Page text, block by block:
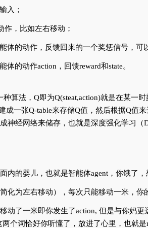
入；
作，比如左右移动；
体的动作，反馈回来的一个奖惩信号，可
体的动作action，回馈reward和state。
种算法，Q即为Q(steat,action)就是在某
成一张Q-table来存储Q值，然后根据Q
神经网络来储存，也就是深度强化学习（
内的婴儿，也就是智能体agent，你饿了
化为左右移动），每次只能移动一米，你
动了一米即你发生了action, 但是与你妈
个词恰好你听懂了，放进了心里，也就是